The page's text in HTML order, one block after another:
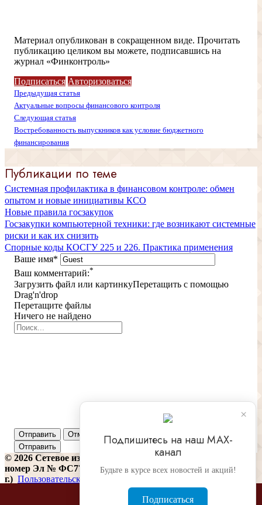
Материал опубликован в сокращенном виде. Прочитать
публикацию целиком вы можете, подписавшись на
журнал «Финконтроль»
Подписаться Авторизоваться
Предыдущая статья
Актуальные вопросы финансового контроля
Следующая статья
Востребованность выпускников как условие бюджетного
финансирования
Публикации по теме
Системная профилактика в финансовом контроле: обмен
опытом и новые инициативы КСО
Новые правила госзакупок
Госзакупки компьютерной техники: где возникают системные
риски и как их снизить
Спорные коды КОСГУ 225 и 226. Практика применения
Ваше имя*
Ваш комментарий:*
Загрузить файл или картинкуПеретащить с помощью
Drag'n'drop
Перетащите файлы
Ничего не найдено
Отправить Отменить
© 2026 Сетевое издание «Финконтроль» (регистрационный
номер Эл № ФС77-81487 от 16 июля 2021
г.) Пользовательское соглашение
Издательский дом Бюджет. Использование материалов
×
Подпишитесь на наш МАХ-
канал
Будьте в курсе всех новостей и акций!
Подписаться